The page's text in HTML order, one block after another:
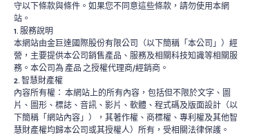
守以下條款與條件。如果您不同意這些條款，請勿使用本網
站。
1. 服務說明
本網站由金巨達國際股份有限公司（以下簡稱「本公司」）經
營，主要提供本公司銷售產品、服務及相關科技知識等相關服
務。本公司為 產品 之授權代理商/經銷商。
2. 智慧財產權
內容所有權： 本網站上的所有內容，包括但不限於文字、圖
片、圖形、標誌、音訊、影片、軟體、程式碼及版面設計（以
下簡稱「網站內容」），其著作權、商標權、專利權及其他智
慧財產權均歸本公司或其授權人）所有，受相關法律保護。
品牌介紹
解決方案
聯絡我們